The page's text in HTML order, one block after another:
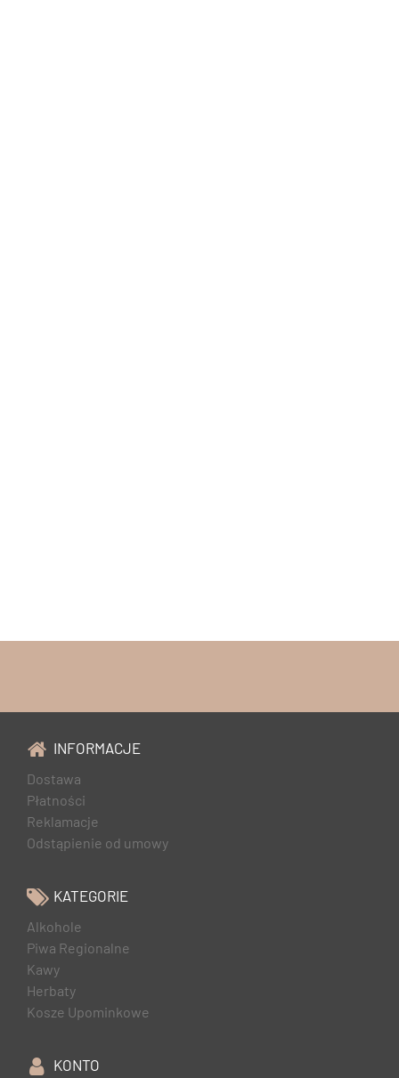
INFORMACJE
Dostawa
Płatności
Reklamacje
Odstąpienie od umowy
KATEGORIE
Alkohole
Piwa Regionalne
Kawy
Herbaty
Kosze Upominkowe
KONTO